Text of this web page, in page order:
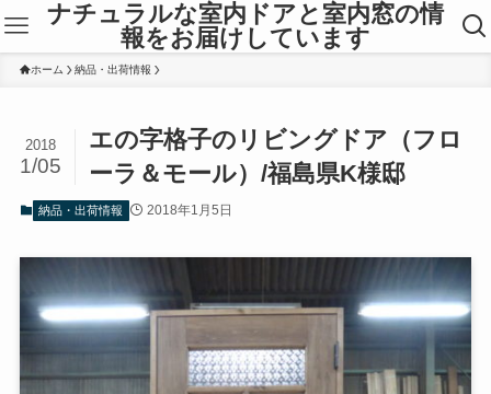
ナチュラルな室内ドアと室内窓の情
報をお届けしています
ホーム 納品・出荷情報
エの字格子のリビングドア（フロ
ーラ＆モール）/福島県K様邸
2018
1/05
納品・出荷情報 2018年1月5日